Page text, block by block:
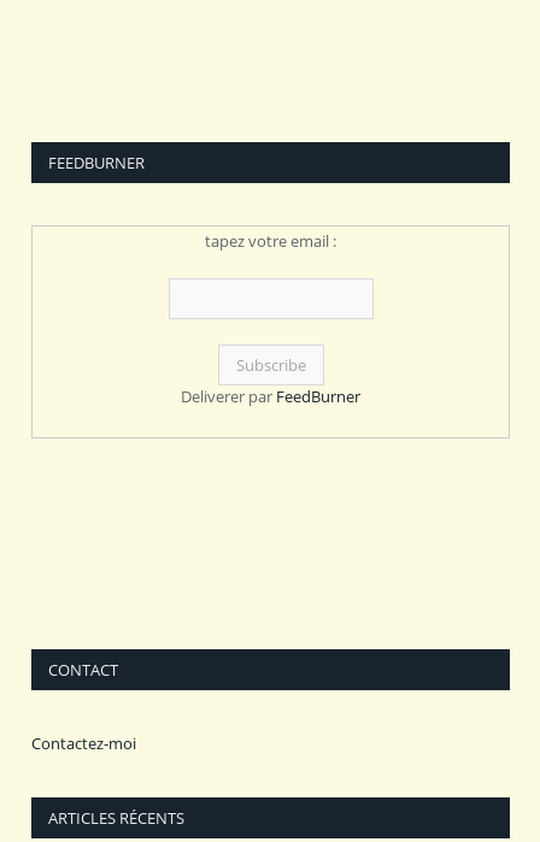
FEEDBURNER
tapez votre email :
Deliverer par FeedBurner
CONTACT
Contactez-moi
ARTICLES RÉCENTS